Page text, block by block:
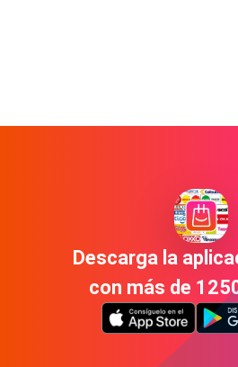
Descarga la
con más de